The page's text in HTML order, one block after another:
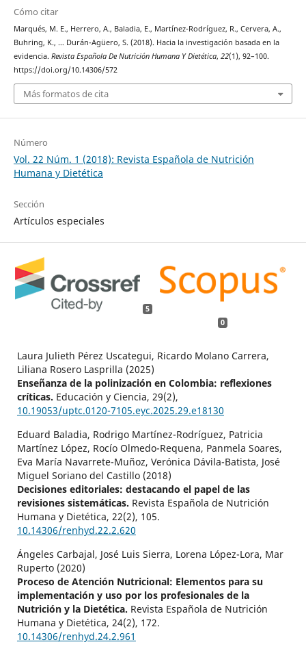
Cómo citar
Marqués, M. E., Herrero, A., Baladia, E., Martínez-Rodríguez, R., Cervera, A.,
Buhring, K., … Durán-Agüero, S. (2018). Hacia la investigación basada en la
evidencia. Revista Española De Nutrición Humana Y Dietética, 22(1), 92–100.
https://doi.org/10.14306/572
Más formatos de cita
Número
Vol. 22 Núm. 1 (2018): Revista Española de Nutrición
Humana y Dietética
Sección
Artículos especiales
5
0
Laura Julieth Pérez Uscategui, Ricardo Molano Carrera,
Liliana Rosero Lasprilla (2025)
Enseñanza de la polinización en Colombia: reflexiones
críticas. Educación y Ciencia, 29(2),
10.19053/uptc.0120-7105.eyc.2025.29.e18130
Eduard Baladia, Rodrigo Martínez-Rodríguez, Patricia
Martínez López, Rocío Olmedo-Requena, Panmela Soares,
Eva María Navarrete-Muñoz, Verónica Dávila-Batista, José
Miguel Soriano del Castillo (2018)
Decisiones editoriales: destacando el papel de las
revisiones sistemáticas. Revista Española de Nutrición
Humana y Dietética, 22(2), 105.
10.14306/renhyd.22.2.620
Ángeles Carbajal, José Luis Sierra, Lorena López-Lora, Mar
Ruperto (2020)
Proceso de Atención Nutricional: Elementos para su
implementación y uso por los profesionales de la
Nutrición y la Dietética. Revista Española de Nutrición
Humana y Dietética, 24(2), 172.
10.14306/renhyd.24.2.961